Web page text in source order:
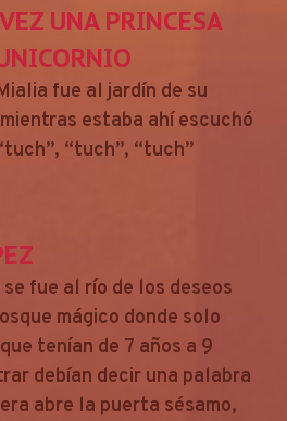
UNA PRINCESA
fue al jardín de su
estaba ahí escuchó
“tuch”, “tuch”
fue al río de los deseos
mágico donde solo
tenían de 7 años a 9
debían decir una palabra
abre la puerta sésamo,